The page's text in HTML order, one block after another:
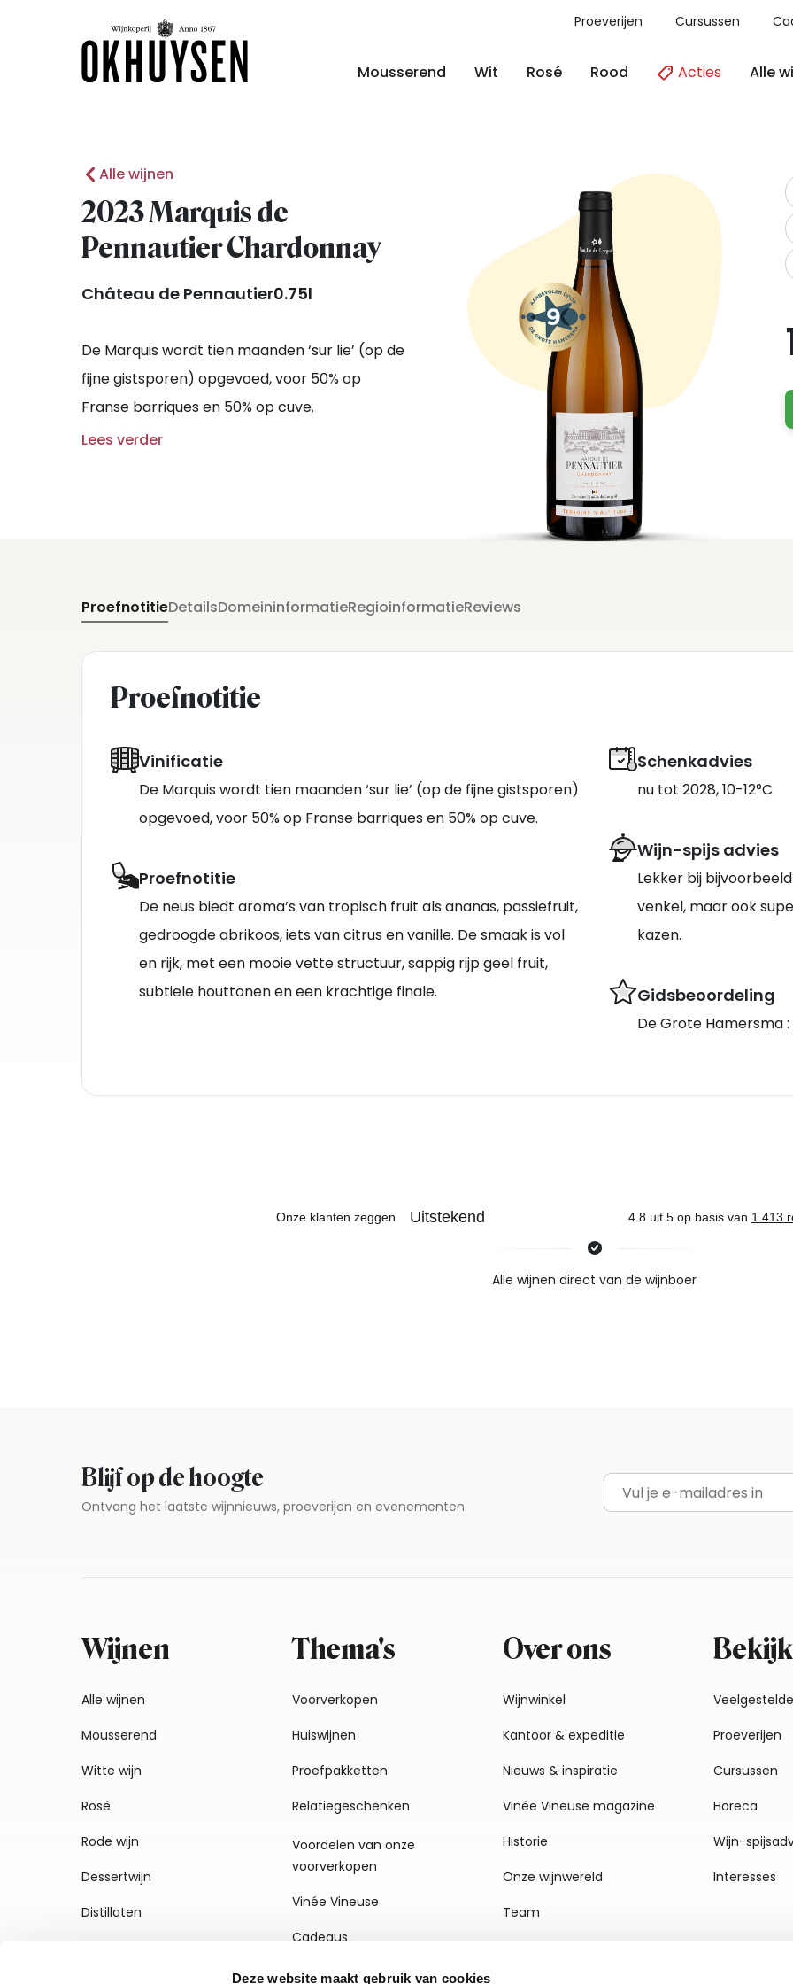
Deze website maakt gebruik van cookies
Proeverijen Cursussen
Mousserend Wit Rosé Rood Acties Alle
Alle wijnen
2023 Marquis de
Pennautier Chardonnay
Château de Pennautier0.75l
De Marquis wordt tien maanden ‘sur lie’ (op de
fijne gistsporen) opgevoed, voor 50% op
Franse barriques en 50% op cuve.
Lees verder
ProefnotitieDetailsDomeininformatieRegioinformatieReviews
Proefnotitie
Vinificatie
De Marquis wordt tien maanden ‘sur lie’ (op de fijne gistsporen)
opgevoed, voor 50% op Franse barriques en 50% op cuve.
Proefnotitie
De neus biedt aroma’s van tropisch fruit als ananas, passiefruit,
gedroogde abrikoos, iets van citrus en vanille. De smaak is vol
en rijk, met een mooie vette structuur, sappig rijp geel fruit,
subtiele houttonen en een krachtige finale.
Schenkadvies
nu tot 2028, 10-12°C
Wijn-spijs advies
Lekker bij
venkel, maar ook
kazen.
Gidsbeoordeling
De Grote Hamersma :
Nieuws & inspiratie in Vineé Vineuse
Alle wijnen direct van de wijnboer
Blijf op de hoogte
Ontvang het laatste wijnnieuws, proeverijen en evenementen E-mailadres
Wijnen
Alle wijnen
Mousserend
Witte wijn
Rosé
Rode wijn
Dessertwijn
Distillaten
Thema's
Voorverkopen
Huiswijnen
Proefpakketten
Relatiegeschenken
Voordelen van onze
voorverkopen
Vinée Vineuse
Cadeaus
Over ons
Wijnwinkel
Kantoor & expeditie
Nieuws & inspiratie
Vinée Vineuse magazine
Historie
Onze wijnwereld
Team
Proeverijen
Cursussen
Horeca
Wijn-
Interesses